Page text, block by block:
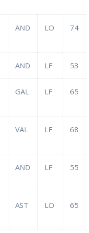
AND LO 74
AND LF 53
GAL LF 65
VAL LF 68
AND LF 55
AST LO 65